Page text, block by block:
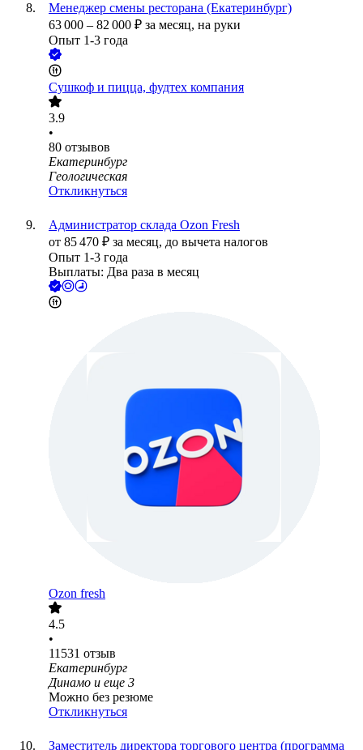
Менеджер смены ресторана (Екатеринбург)
63 000 – 82 000 ₽ за месяц, на руки
Опыт 1-3 года
Сушкоф и пицца, фудтех компания
3.9
•
80 отзывов
Екатеринбург
Геологическая
Откликнуться
Администратор склада Ozon Fresh
от 85 470 ₽ за месяц, до вычета налогов
Опыт 1-3 года
Выплаты: Два раза в месяц
Ozon fresh
4.5
•
11531 отзыв
Екатеринбург
Динамо и еще 3
Можно без резюме
Откликнуться
Заместитель директора торгового центра (программа